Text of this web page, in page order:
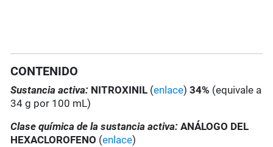
CONTENIDO
Sustancia activa: NITROXINIL (enlace)34% (equivale a
34 g por 100 mL)
Clase química de la sustancia activa:ANÁLOGO DEL
HEXACLOROFENO (enlace)